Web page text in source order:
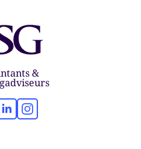
&
LinkedInInstagram